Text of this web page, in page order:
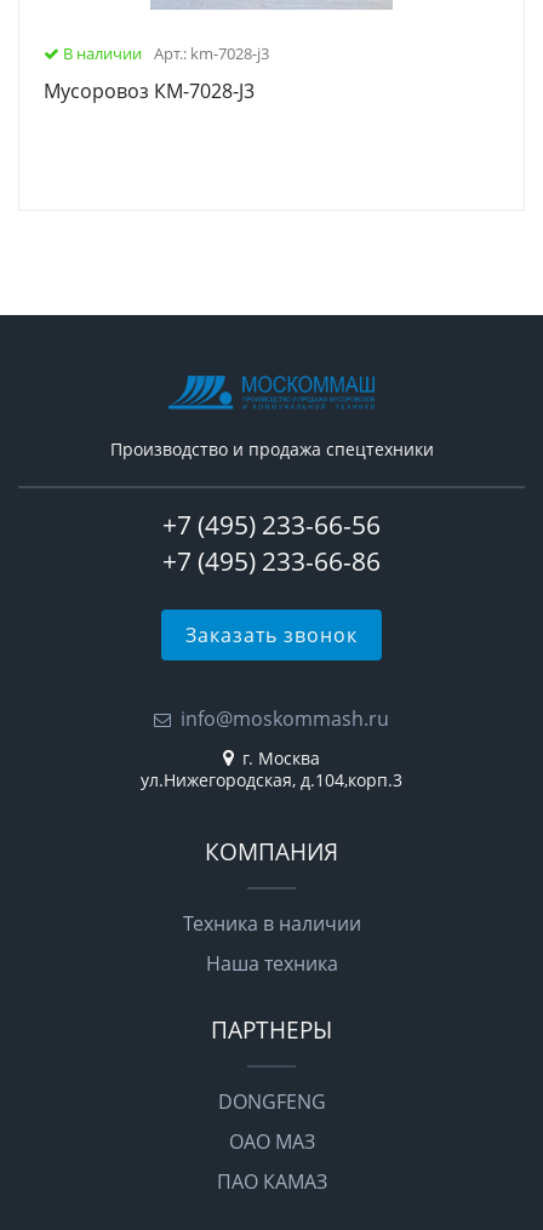
В наличии Арт.: km-7028-j3
Мусоровоз КМ-7028-J3
Производство и продажа спецтехники
+7 (495) 233-66-56
+7 (495) 233-66-86
Заказать звонок
info@moskommash.ru
г. Москва
ул.Нижегородская, д.104,корп.3
КОМПАНИЯ
Техника в наличии
Наша техника
ПАРТНЕРЫ
DONGFENG
ОАО МАЗ
ПАО КАМАЗ